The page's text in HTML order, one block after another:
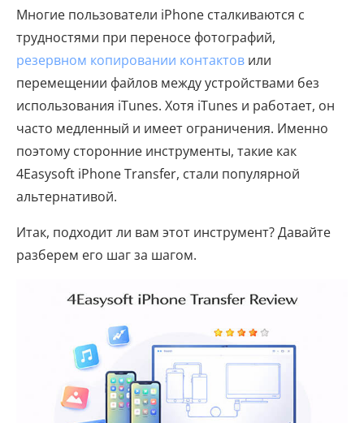
Многие пользователи iPhone сталкиваются с
трудностями при переносе фотографий,
резервном копировании контактов или
перемещении файлов между устройствами без
использования iTunes. Хотя iTunes и работает, он
часто медленный и имеет ограничения. Именно
поэтому сторонние инструменты, такие как
4Easysoft iPhone Transfer, стали популярной
альтернативой.
Итак, подходит ли вам этот инструмент? Давайте
разберем его шаг за шагом.